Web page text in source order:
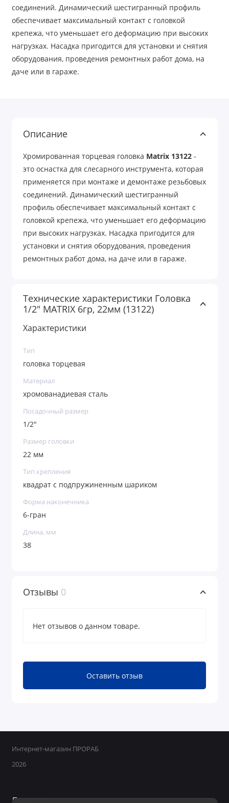
соединений. Динамический шестигранный профиль
обеспечивает максимальный контакт с головкой
крепежа, что уменьшает его деформацию при высоких
нагрузках. Насадка пригодится для установки и снятия
оборудования, проведения ремонтных работ дома, на
даче или в гараже.
Описание
Хромированная торцевая головка Matrix 13122 -
это оснастка для слесарного инструмента, которая
применяется при монтаже и демонтаже резьбовых
соединений. Динамический шестигранный
профиль обеспечивает максимальный контакт с
головкой крепежа, что уменьшает его деформацию
при высоких нагрузках. Насадка пригодится для
установки и снятия оборудования, проведения
ремонтных работ дома, на даче или в гараже.
Технические характеристики Головка
1/2" MATRIX 6гр, 22мм (13122)
Характеристики
Тип
головка торцевая
Материал
хромованадиевая сталь
Посадочный размер
1/2"
Размер головки
22 мм
Тип крепления
квадрат с подпружиненным шариком
Форма наконечника
6-гран
Длина, мм
38
Отзывы 0
Нет отзывов о данном товаре.
Оставить отзыв
Интернет-магазин ПРОРАБ
2026
Поддержка